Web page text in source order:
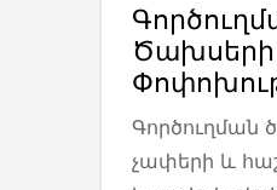
Ծախսերի
Գործուղման
չափերի և